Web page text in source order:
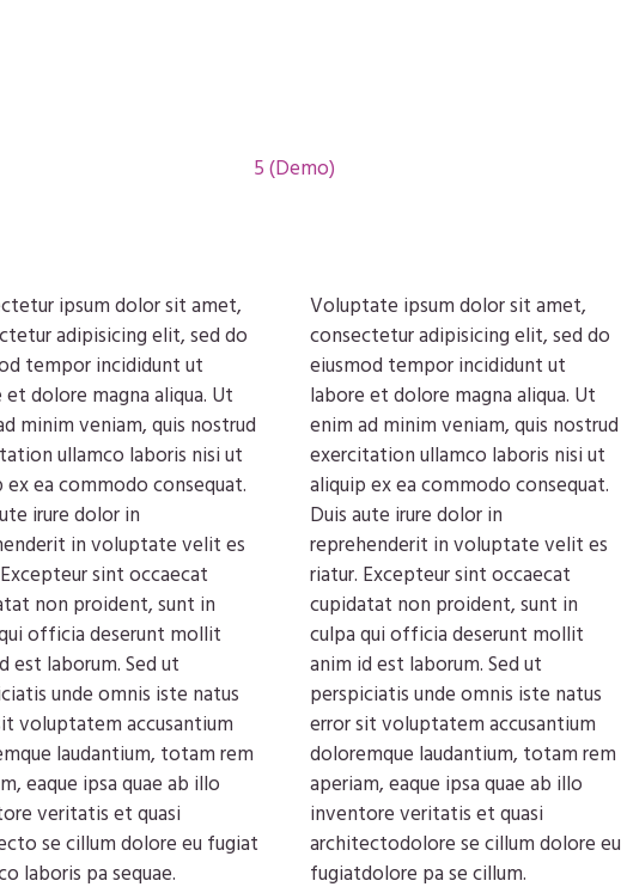
ipsum dolor sit amet,
adipisicing elit, sed do
tempor incididunt ut
et dolore magna aliqua. Ut
minim veniam, quis nostrud
ullamco laboris nisi ut
ex ea commodo consequat.
irure dolor in
in voluptate velit es
sint occaecat
non proident, sunt in
officia deserunt mollit
est laborum. Sed ut
unde omnis iste natus
voluptatem accusantium
laudantium, totam rem
eaque ipsa quae ab illo
veritatis et quasi
se cillum dolore eu fugiat
laboris pa sequae.
Voluptate ipsum dolor sit amet,
consectetur adipisicing elit, sed do
eiusmod tempor incididunt ut
labore et dolore magna aliqua. Ut
enim ad minim veniam, quis nostrud
exercitation ullamco laboris nisi ut
aliquip ex ea commodo consequat.
Duis aute irure dolor in
reprehenderit in voluptate velit es
riatur. Excepteur sint occaecat
cupidatat non proident, sunt in
culpa qui officia deserunt mollit
anim id est laborum. Sed ut
perspiciatis unde omnis iste natus
error sit voluptatem accusantium
doloremque laudantium, totam rem
aperiam, eaque ipsa quae ab illo
inventore veritatis et quasi
architectodolore se cillum dolore eu
fugiatdolore pa se cillum.